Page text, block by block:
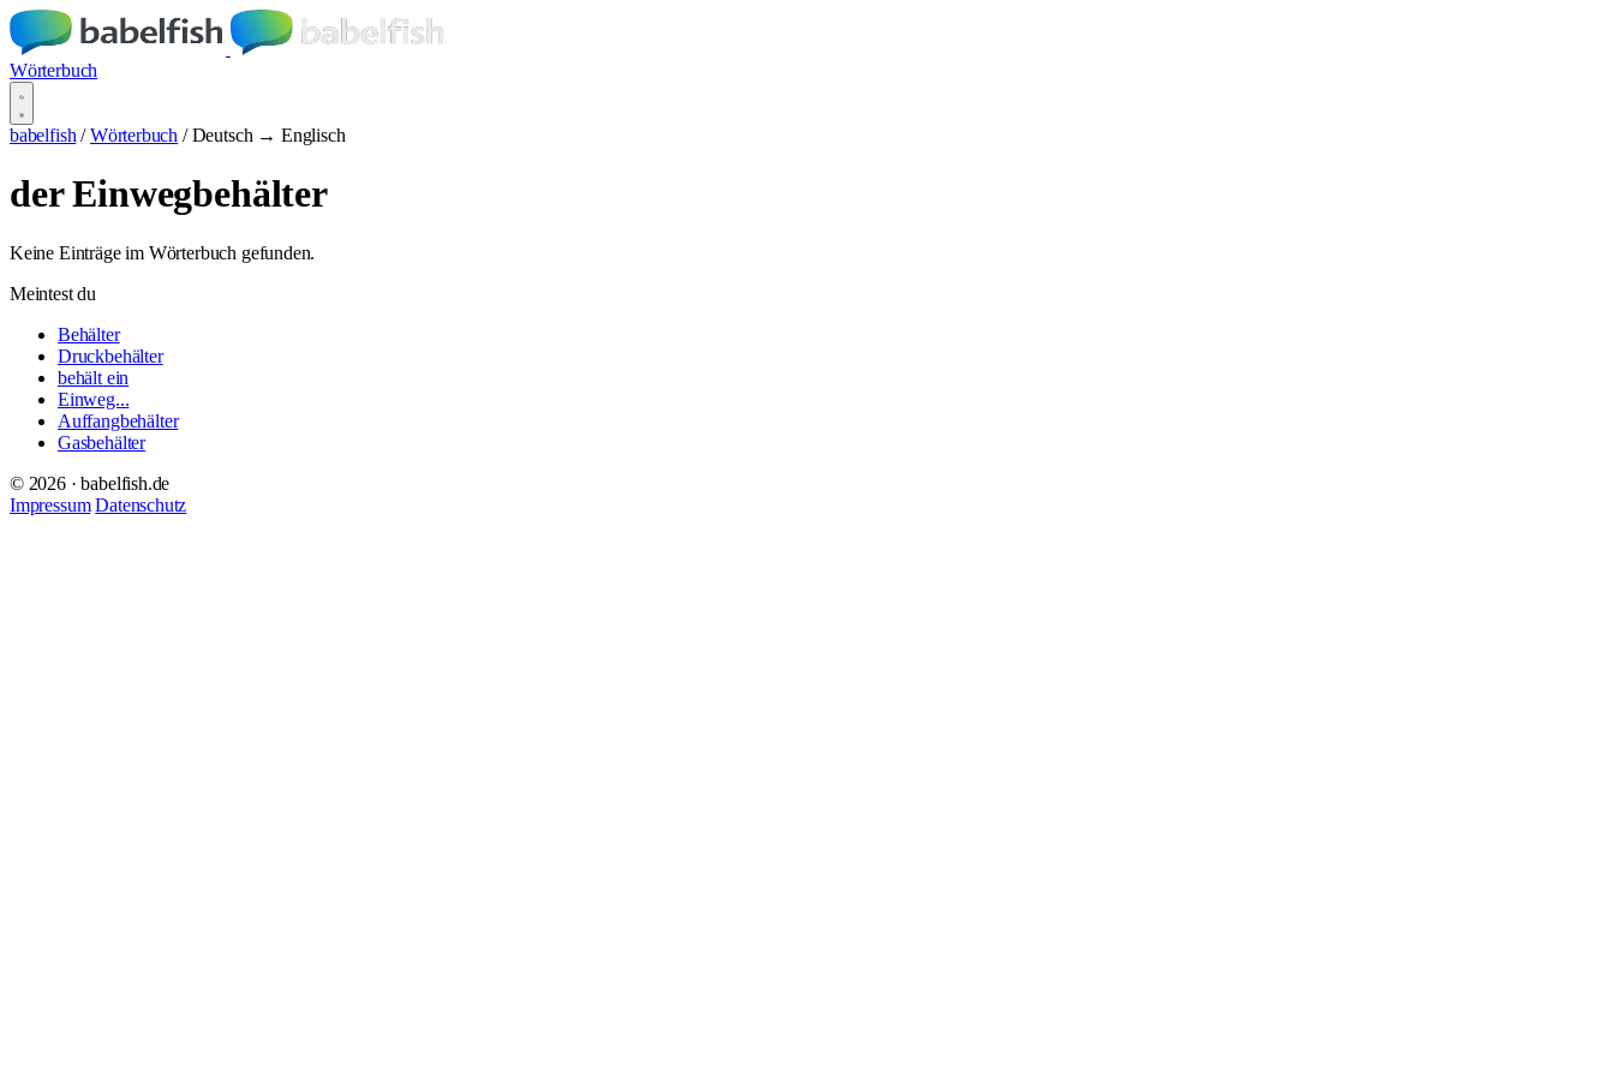
Wörterbuch
babelfish / Wörterbuch / Deutsch → Englisch
der Einwegbehälter
Keine Einträge im Wörterbuch gefunden.
Meintest du
Behälter
Druckbehälter
behält ein
Einweg...
Auffangbehälter
Gasbehälter
© 2026 · babelfish.de
Impressum Datenschutz